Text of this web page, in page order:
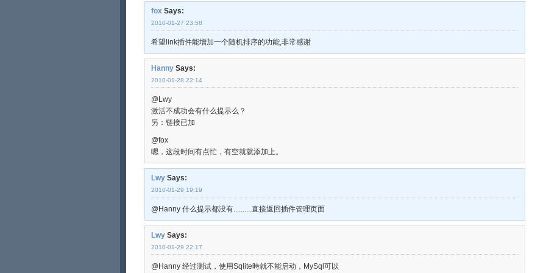
fox Says:
2010-01-27 23:58
希望link插件能增加一个随机排序的功能,非常感谢
Hanny Says:
2010-01-28 22:14
@Lwy
激活不成功会有什么提示么？
另：链接已加
@fox
嗯，这段时间有点忙，有空就就添加上。
Lwy Says:
2010-01-29 19:19
@Hanny 什么提示都没有..........直接返回插件管理页面
Lwy Says:
2010-01-29 22:17
@Hanny 经过测试，使用Sqlite時就不能启动，MySql可以